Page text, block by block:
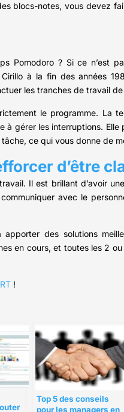
blocs-notes, vous devez
Pomodoro ? Si ce n’est
à la fin des années
les tranches de travail
le programme. La
gérer les interruptions.
ce qui vous donne de
d’être
Il est brillant d’avoir
avec le
des solutions
en cours, et toutes les 2
!
Top 5 des conseils
pour les managers en